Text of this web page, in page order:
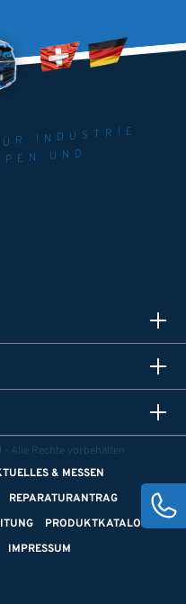
INDUSTRIE.
UND
Alle Rechte vorbehalten
& MESSEN
REPARATURANTRAG
PRODUKTKATALOGE
IMPRESSUM